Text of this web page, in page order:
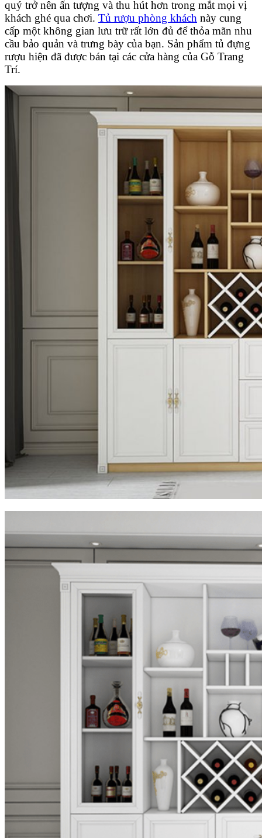
quý trở nên ấn tượng và thu hút hơn trong mắt mọi vị
khách ghé qua chơi. Tủ rượu phòng khách này cung
cấp một không gian lưu trữ rất lớn đủ để thỏa mãn nhu
cầu bảo quản và trưng bày của bạn. Sản phẩm tủ đựng
rượu hiện đã được bán tại các cửa hàng của Gỗ Trang
Trí.